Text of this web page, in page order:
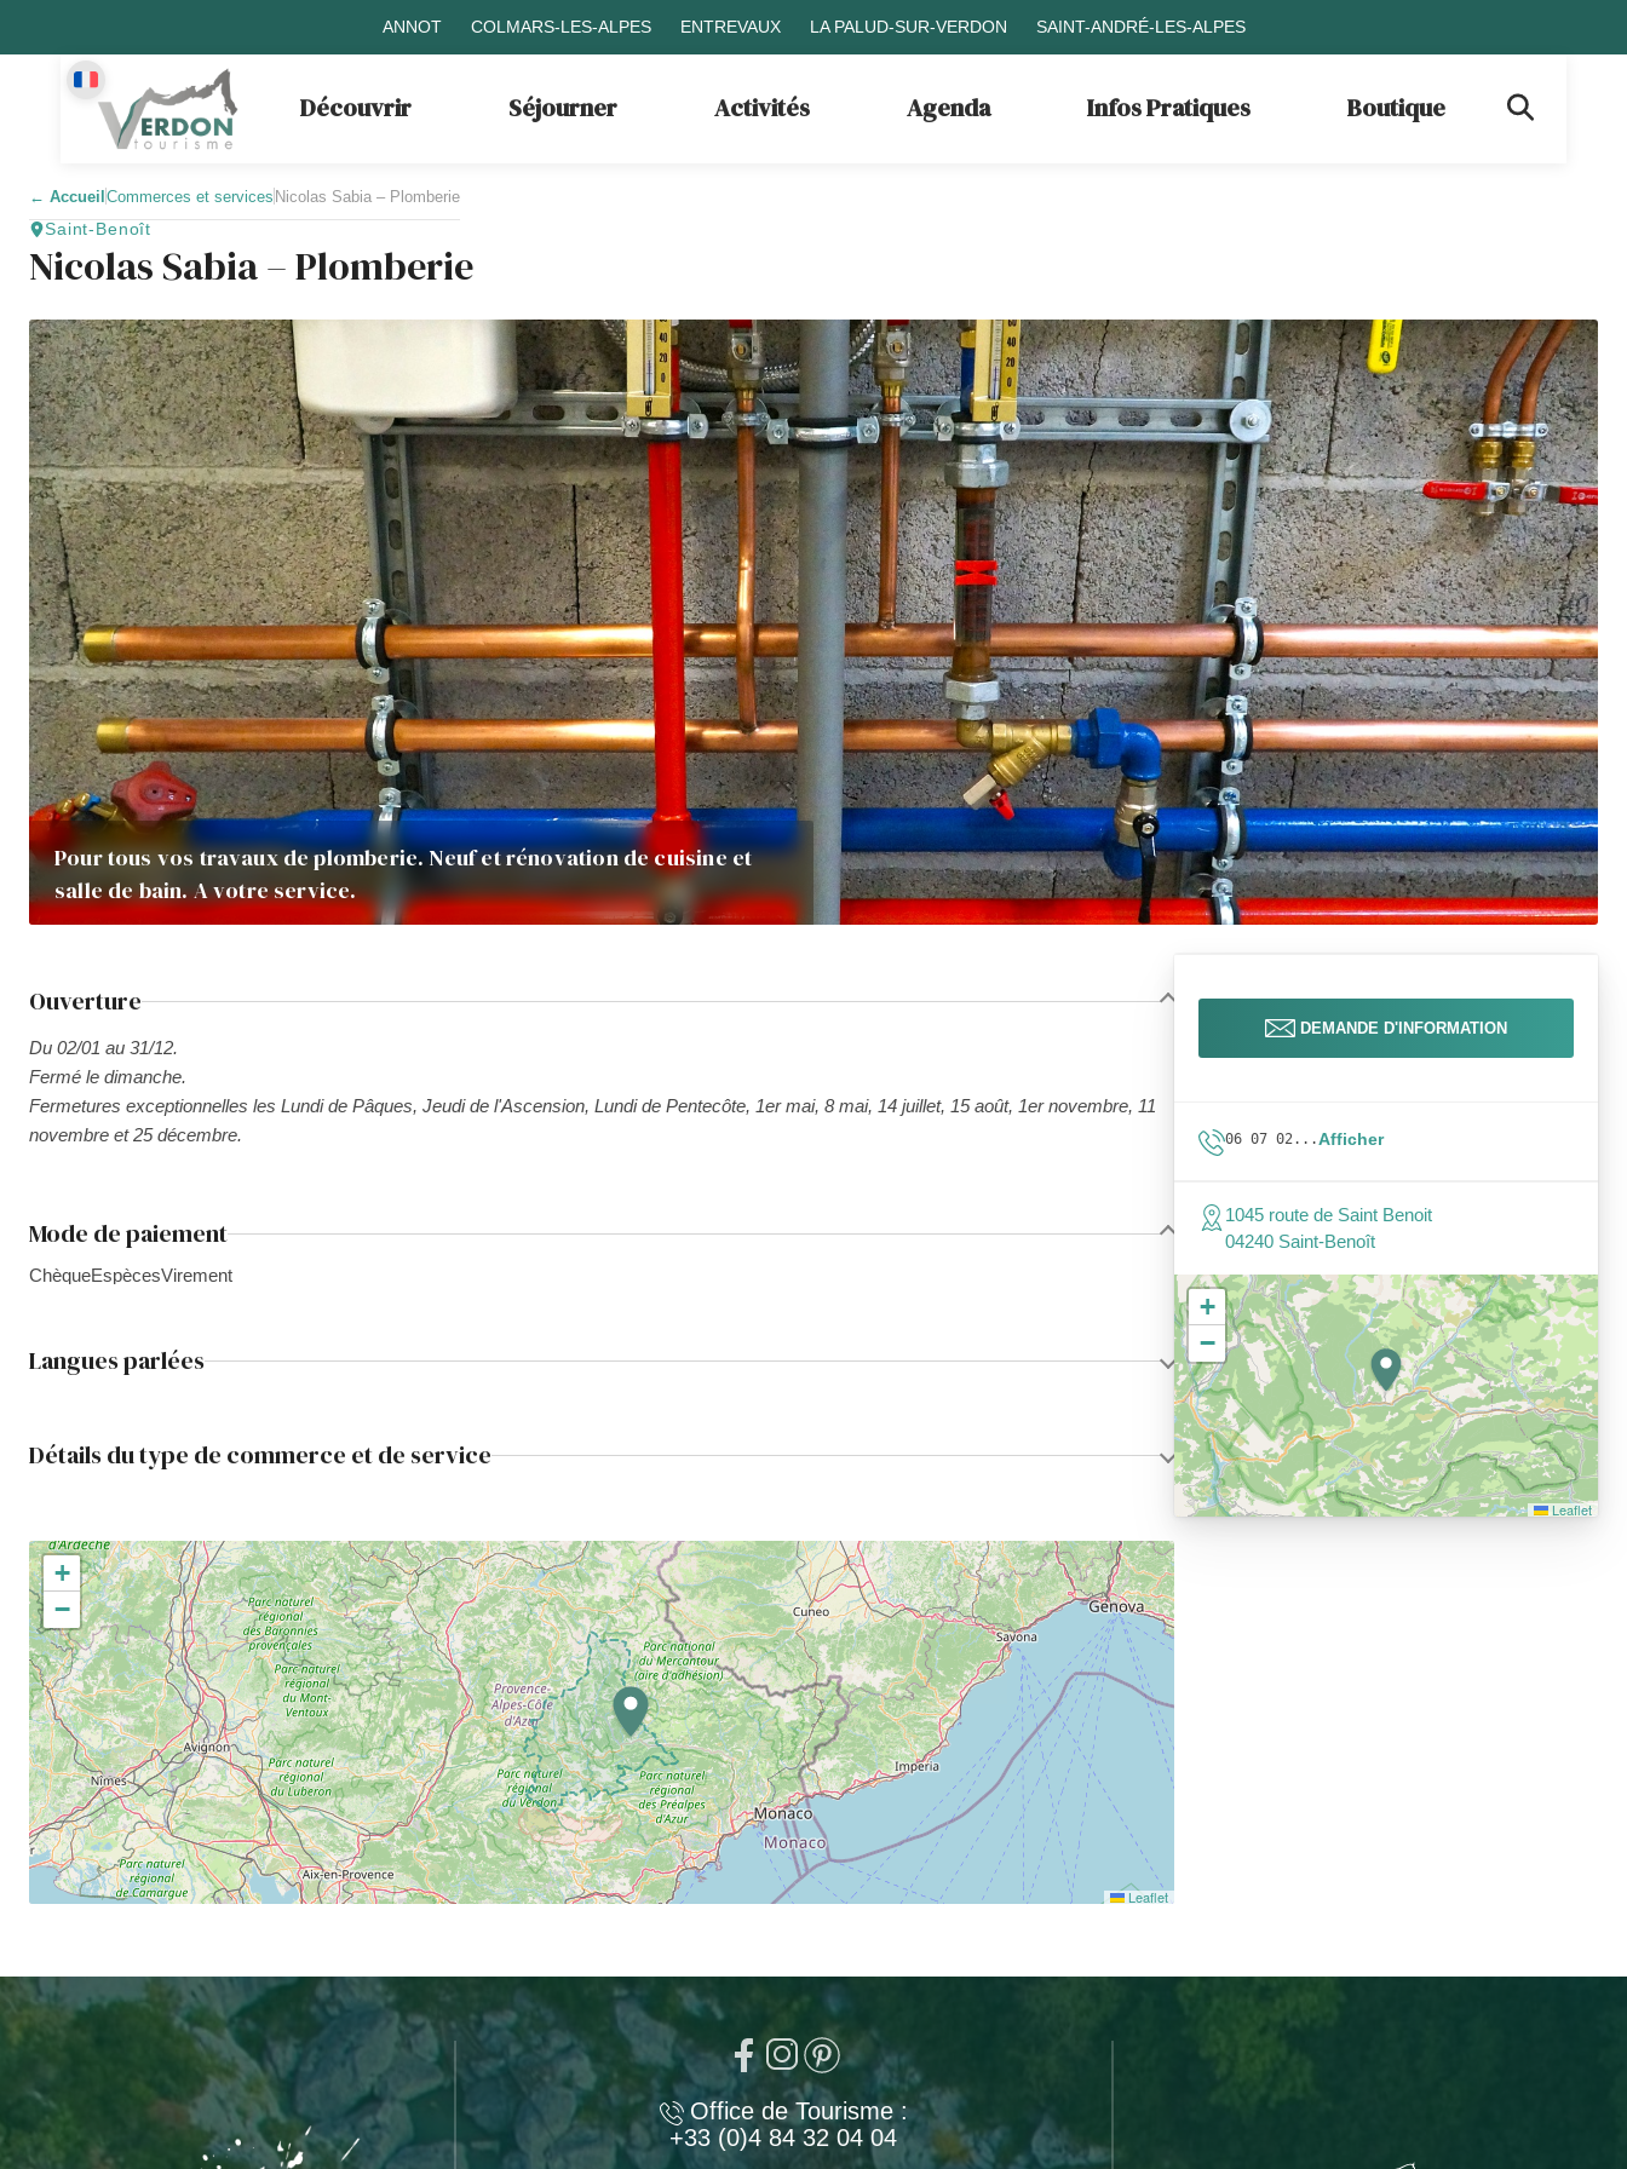
ANNOT COLMARS-LES-ALPES ENTREVAUX LA PALUD-SUR-VERDON SAINT-ANDRÉ-LES-ALPES
Découvrir Séjourner Activités Agenda Infos Pratiques Boutique
← AccueilCommerces et services Nicolas Sabia – Plomberie
Saint-Benoît
Nicolas Sabia – Plomberie
Pour tous vos travaux de plomberie. Neuf et rénovation de cuisine et
salle de bain. A votre service.
Ouverture
Du 02/01 au 31/12.
Fermé le dimanche.
Fermetures exceptionnelles les Lundi de Pâques, Jeudi de l'Ascension, Lundi de Pentecôte, 1er mai, 8 mai, 14 juillet, 15 août, 1er novembre, 11
novembre et 25 décembre.
Mode de paiement
ChèqueEspècesVirement
Langues parlées
Détails du type de commerce et de service
+
−
Leaflet
DEMANDE D'INFORMATION
06 07 02...Afficher
1045 route de Saint Benoit
04240 Saint-Benoît
+
−
Leaflet
Office de Tourisme :
+33 (0)4 84 32 04 04